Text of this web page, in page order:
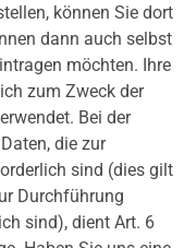
können Sie dort
dann auch selbst
möchten. Ihre
zum Zweck der
Bei der
die zur
sind (dies gilt
Durchführung
sind), dient Art. 6